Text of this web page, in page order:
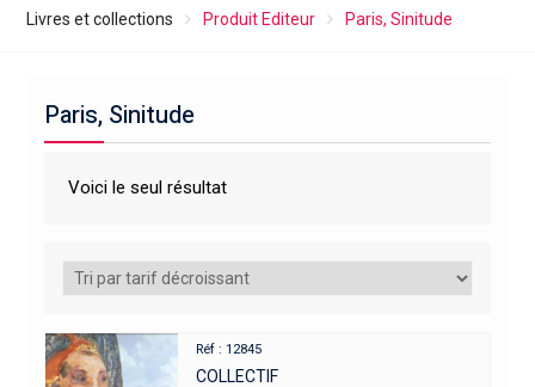
Livres et collections Produit Editeur Paris, Sinitude
Paris, Sinitude
Voici le seul résultat
Réf : 12845
COLLECTIF